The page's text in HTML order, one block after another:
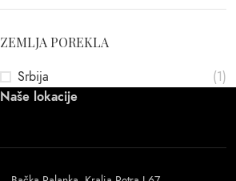
ZEMLJA POREKLA
Srbija (1)
Naše lokacije